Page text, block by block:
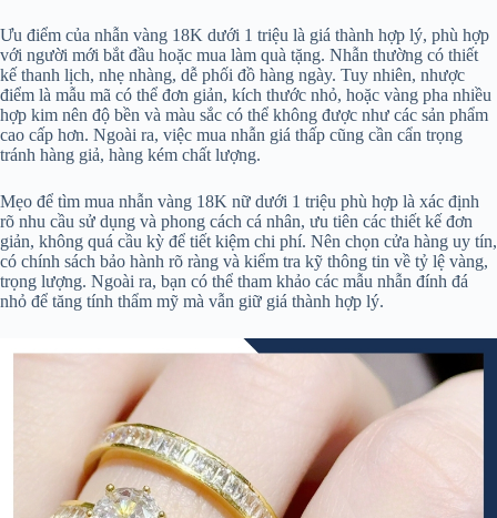
Ưu điểm của nhẫn vàng 18K dưới 1 triệu là giá thành hợp lý, phù hợp
với người mới bắt đầu hoặc mua làm quà tặng. Nhẫn thường có thiết
kế thanh lịch, nhẹ nhàng, dễ phối đồ hàng ngày. Tuy nhiên, nhược
điểm là mẫu mã có thể đơn giản, kích thước nhỏ, hoặc vàng pha nhiều
hợp kim nên độ bền và màu sắc có thể không được như các sản phẩm
cao cấp hơn. Ngoài ra, việc mua nhẫn giá thấp cũng cần cẩn trọng
tránh hàng giả, hàng kém chất lượng.
Mẹo để tìm mua nhẫn vàng 18K nữ dưới 1 triệu phù hợp là xác định
rõ nhu cầu sử dụng và phong cách cá nhân, ưu tiên các thiết kế đơn
giản, không quá cầu kỳ để tiết kiệm chi phí. Nên chọn cửa hàng uy tín,
có chính sách bảo hành rõ ràng và kiểm tra kỹ thông tin về tỷ lệ vàng,
trọng lượng. Ngoài ra, bạn có thể tham khảo các mẫu nhẫn đính đá
nhỏ để tăng tính thẩm mỹ mà vẫn giữ giá thành hợp lý.